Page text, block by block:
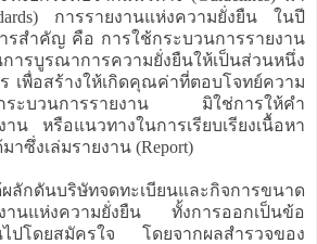
การรายงานแห่งความยั่งยืน ในปี
รสำคัญ คือ การใช้กระบวนการรายงาน
นการบูรณาการความยั่งยืนให้เป็นส่วนหนึ่ง
เพื่อสร้างให้เกิดคุณค่าที่ตอบโจทย์ความ
กระบวนการรายงาน มิใช่การให้คำ
น หรือแนวทางในการเรียบเรียงเนื้อหา
าซึ่งเล่มรายงาน (Report)
ลักดันบริษัทจดทะเบียนและกิจการขนาด
นแห่งความยั่งยืน ทั้งการออกเป็นข้อ
โดยสมัครใจ โดยจากผลสำรวจของ